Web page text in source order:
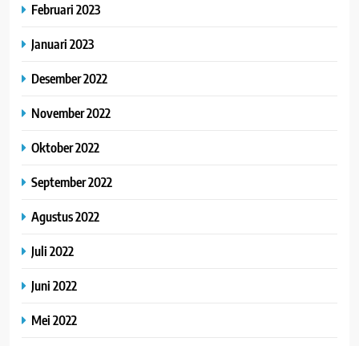
Februari 2023
Januari 2023
Desember 2022
November 2022
Oktober 2022
September 2022
Agustus 2022
Juli 2022
Juni 2022
Mei 2022